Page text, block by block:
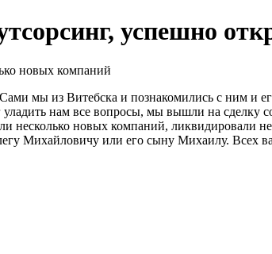
успешно
мы из Витебска и познакомились с ним и
нам все вопросы, мы вышли на
несколько новых компаний,
Михайловичу или его сыну Михаилу. Всех